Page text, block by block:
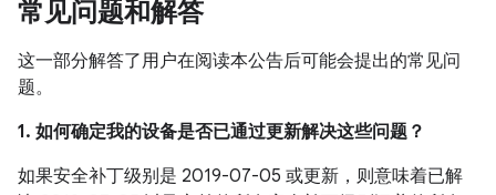
常见问题和解答
这一部分解答了用户在阅读本公告后可能会提出的常见问
题。
1. 如何确定我的设备是否已通过更新解决这些问题？
如果安全补丁级别是 2019-07-05 或更新，则意味着已解